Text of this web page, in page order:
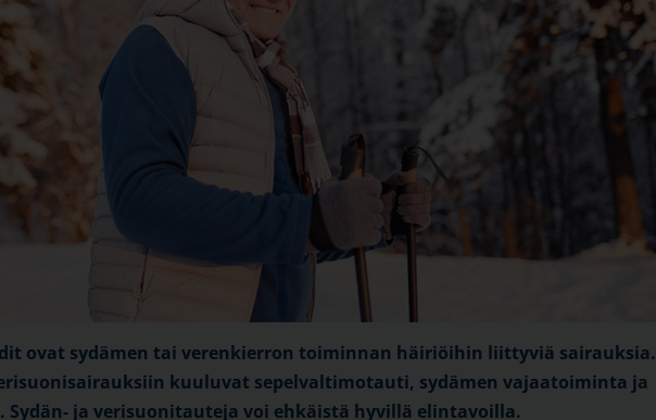
ovat sydämen tai verenkierron toiminnan häiriöihin liittyviä sairauksia.
kuuluvat sepelvaltimotauti, sydämen vajaatoiminta ja
ja verisuonitauteja voi ehkäistä hyvillä elintavoilla.